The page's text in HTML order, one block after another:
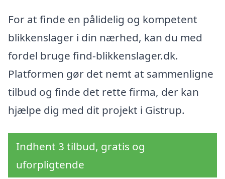
For at finde en pålidelig og kompetent
blikkenslager i din nærhed, kan du med
fordel bruge find-blikkenslager.dk.
Platformen gør det nemt at sammenligne
tilbud og finde det rette firma, der kan
hjælpe dig med dit projekt i Gistrup.
Indhent 3 tilbud, gratis og
uforpligtende